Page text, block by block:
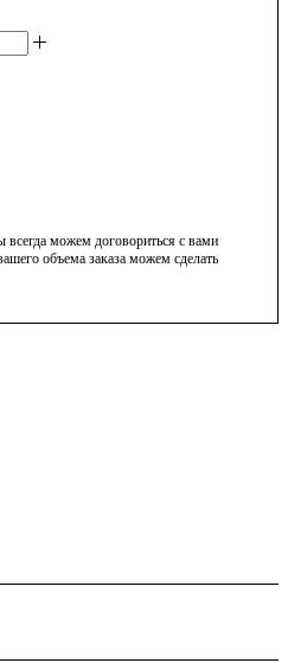
всегда можем договориться с вами
объема заказа можем сделать